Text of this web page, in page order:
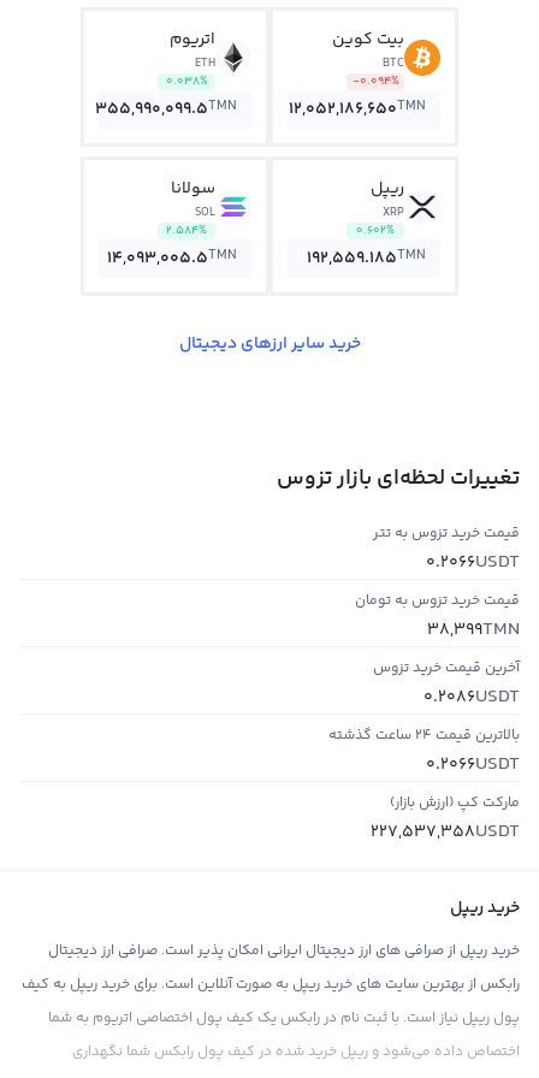
بیت کوین
BTC
-0.094%
12,052,186,650TMN
اتریوم
ETH
0.038%
355,990,099.5TMN
ریپل
XRP
0.602%
192,559.185TMN
سولانا
SOL
2.584%
14,093,005.5TMN
خرید سایر ارزهای دیجیتال
تغییرات لحظه‌ای بازار تزوس
قیمت خرید تزوس به تتر
USDT
0.2066
قیمت خرید تزوس به تومان
TMN
38,399
آخرین قیمت خرید تزوس
USDT
0.2086
بالاترین قیمت ۲۴ ساعت گذشته
USDT
0.2066
مارکت کپ (ارزش بازار)
USDT
227,537,358
خرید ریپل
خرید ریپل از صرافی های ارز دیجیتال ایرانی امکان پذیر است. صرافی ارز دیجیتال
رابکس از بهترین سایت های خرید ریپل به صورت آنلاین است. برای خرید ریپل به کیف
پول ریپل نیاز است. با ثبت نام در رابکس یک کیف پول اختصاصی اتریوم به شما
اختصاص داده می‌شود و ریپل خرید شده در کیف پول رابکس شما نگهداری